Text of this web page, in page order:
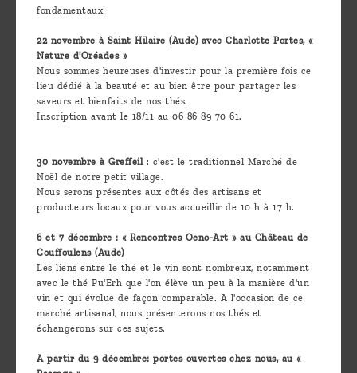
fondamentaux!
22 novembre à Saint Hilaire (Aude) avec Charlotte Portes, «
Nature d'Oréades »
Nous sommes heureuses d'investir pour la première fois ce
lieu dédié à la beauté et au bien être pour partager les
saveurs et bienfaits de nos thés.
Inscription avant le 18/11 au 06 86 89 70 61.
30 novembre à Greffeil: c'est le traditionnel Marché de
Noël de notre petit village.
Nous serons présentes aux côtés des artisans et
producteurs locaux pour vous accueillir de 10 h à 17 h.
6 et 7 décembre : « Rencontres Oeno-Art » au Château de
Couffoulens (Aude)
Les liens entre le thé et le vin sont nombreux, notamment
avec le thé Pu'Erh que l'on élève un peu à la manière d'un
vin et qui évolue de façon comparable. A l'occasion de ce
marché artisanal, nous présenterons nos thés et
échangerons sur ces sujets.
A partir du 9 décembre: portes ouvertes chez nous, au «